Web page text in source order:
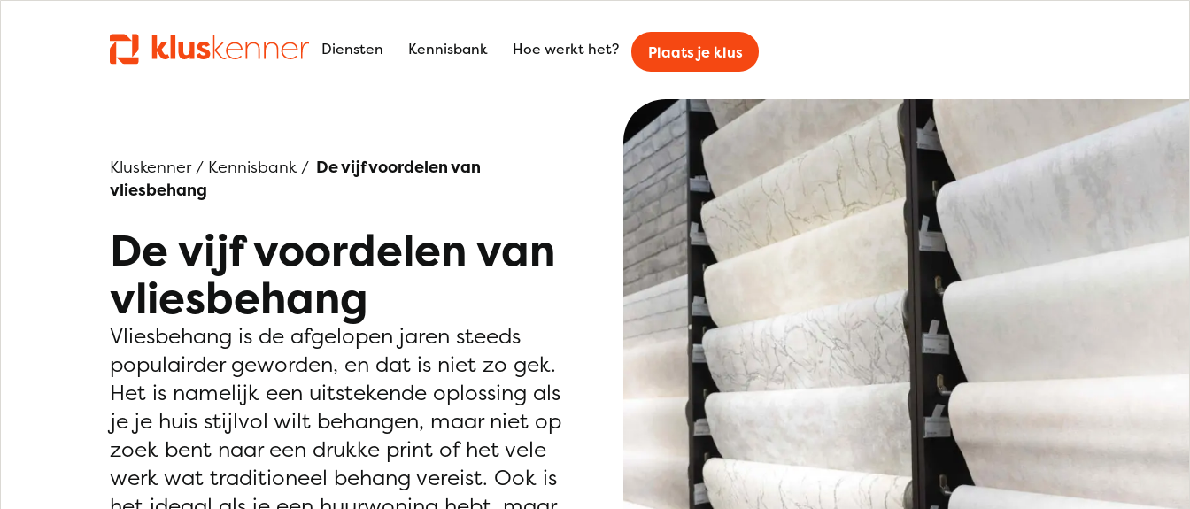
Diensten Kennisbank Hoe werkt het? Plaats je klus
Kluskenner/ Kennisbank/ De vijf voordelen van
vliesbehang
De vijf voordelen van
vliesbehang
Vliesbehang is de afgelopen jaren steeds
populairder geworden, en dat is niet zo gek.
Het is namelijk een uitstekende oplossing als
je je huis stijlvol wilt behangen, maar niet op
zoek bent naar een drukke print of het vele
werk wat traditioneel behang vereist. Ook is